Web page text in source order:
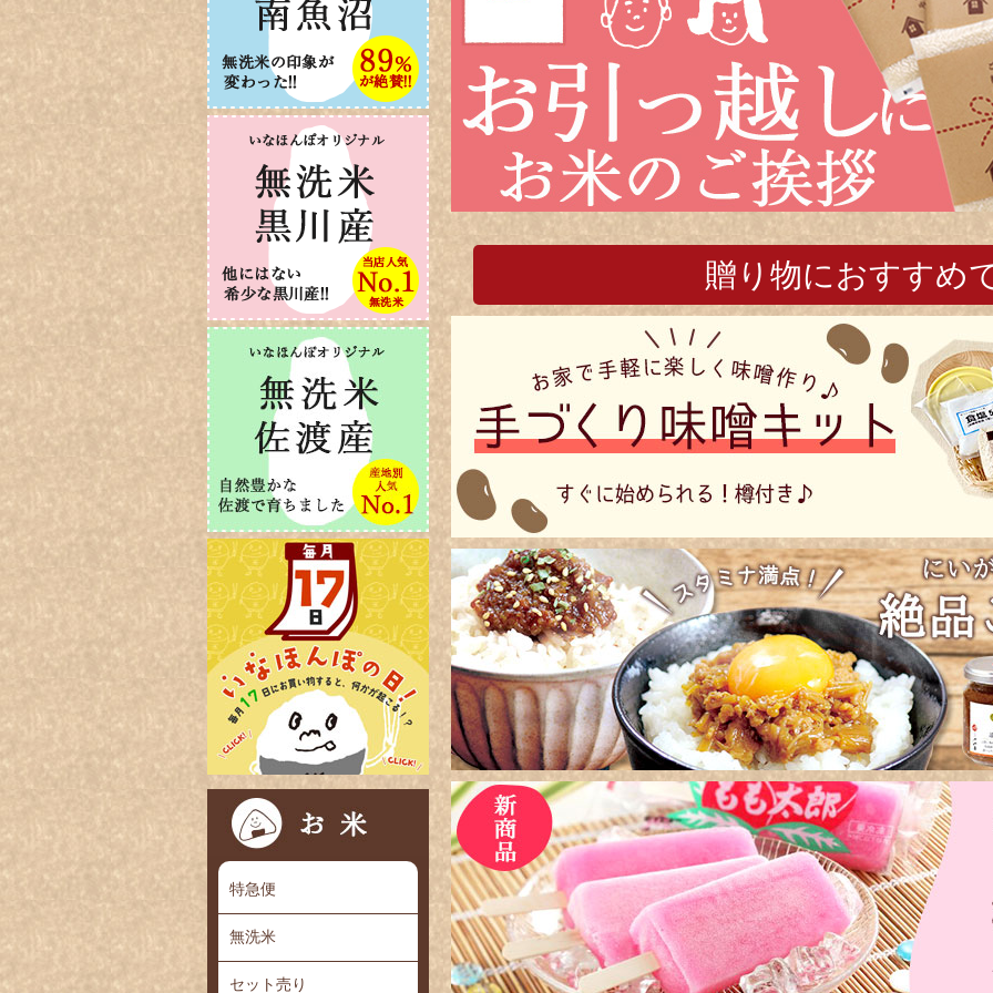
特急便
無洗米
セット売り
贈り物におすすめ